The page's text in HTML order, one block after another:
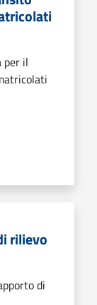
per il
rilievo
di